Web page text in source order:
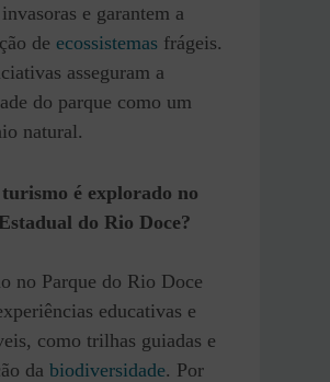
e garantem a
de ecossistemas frágeis.
asseguram a
do parque como um
natural.
é explorado no
do Rio Doce?
no Parque do Rio Doce
educativas e
como trilhas guiadas e
da biodiversidade. Por